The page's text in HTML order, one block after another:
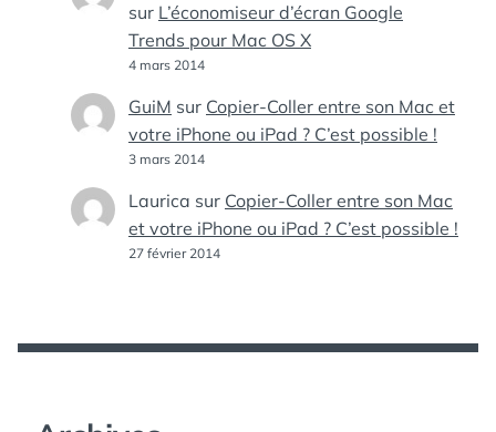
sur L’économiseur d’écran Google
Trends pour Mac OS X
4 mars 2014
GuiM sur Copier-Coller entre son Mac et
votre iPhone ou iPad ? C’est possible !
3 mars 2014
Laurica sur Copier-Coller entre son Mac
et votre iPhone ou iPad ? C’est possible !
27 février 2014